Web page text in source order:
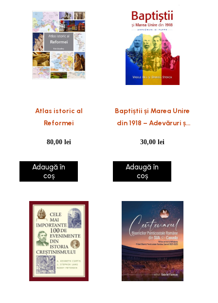
Atlas istoric al
Reformei
80,00lei
Adaugă în
coș
Baptiștii și Marea Unire
din 1918 – Adevăruri și
30,00lei
Adaugă în
coș